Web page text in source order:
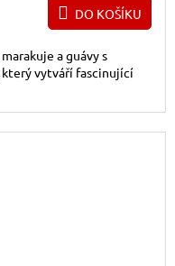
DO KOŠÍKU
a guávy s
vytváří fascinující